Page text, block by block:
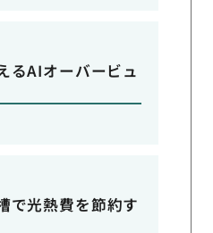
るAIオーバービュ
で光熱費を節約す